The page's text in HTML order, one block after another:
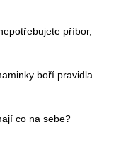
příbor,
boří pravidla
co na sebe?